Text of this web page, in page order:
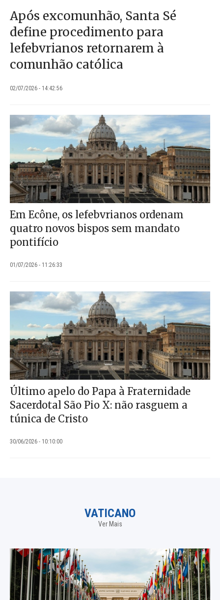
Após excomunhão, Santa Sé
define procedimento para
lefebvrianos retornarem à
comunhão católica
02/07/2026 - 14:42:56
Em Ecône, os lefebvrianos ordenam
quatro novos bispos sem mandato
pontifício
01/07/2026 - 11:26:33
Último apelo do Papa à Fraternidade
Sacerdotal São Pio X: não rasguem a
túnica de Cristo
30/06/2026 - 10:10:00
VATICANO
Ver Mais